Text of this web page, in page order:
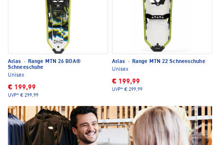
Atlas ·
Range MTN 26 BOA®
Schneeschuhe
Unisex
€ 199,99
UVP* € 299,99
Atlas ·
Range MTN 22 Schneeschuhe
Unisex
€ 199,99
UVP* € 299,99